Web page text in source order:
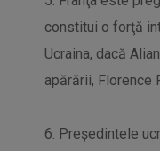
constitui o forţă
Ucraina, dacă
apărării, Florence
6. Președintele